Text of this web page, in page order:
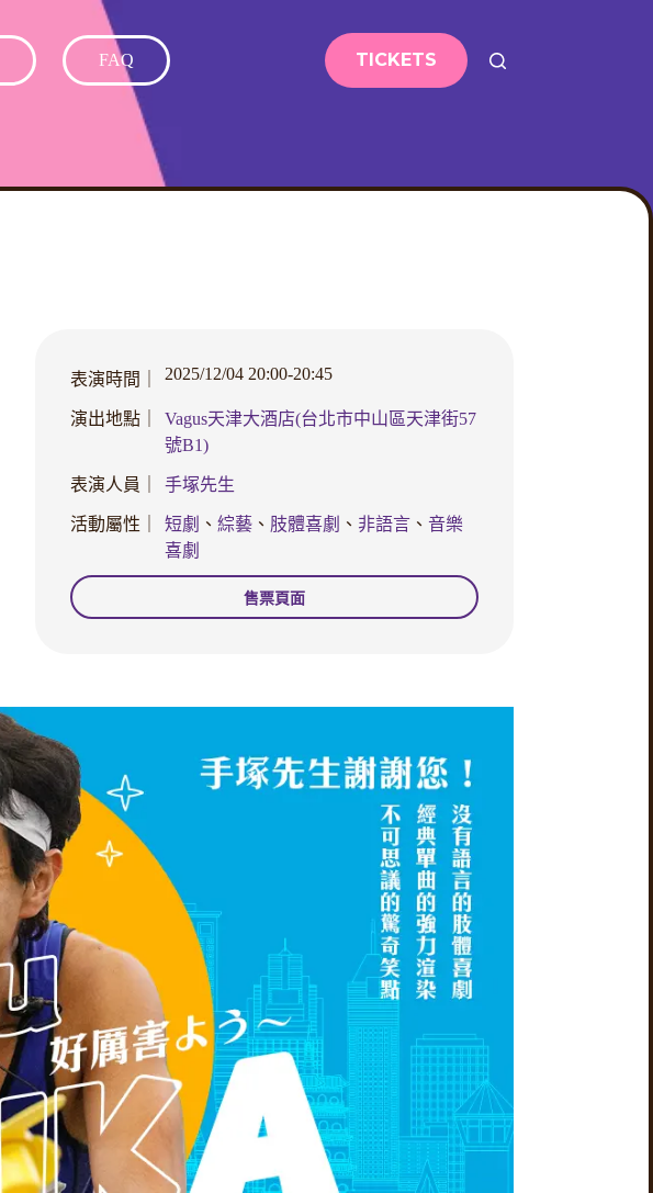
FAQ TICKETS
表演時間｜ 2025/12/04 20:00-20:45
演出地點｜
Vagus天津大酒店(台北市中山區天津街57
號B1)
表演人員｜ 手塚先生
活動屬性｜ 短劇 、 綜藝、 肢體喜劇 、 非語言、 音樂
喜劇
售票頁面